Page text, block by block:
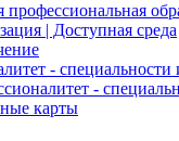
профессиональная
| Доступная среда
- специальности
-
карты